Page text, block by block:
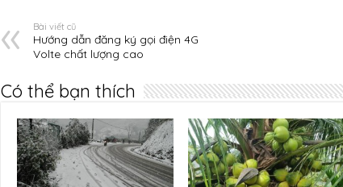
Bài viết cũ
Hướng dẫn đăng ký gọi điện 4G
Volte chất lượng cao
Có thể bạn thích